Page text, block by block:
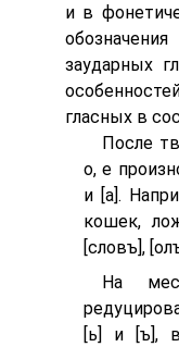
и в
заударных
гласных в
После
о, е
и [а].
кошек,
[словъ],
На
[ь] и [ъ],